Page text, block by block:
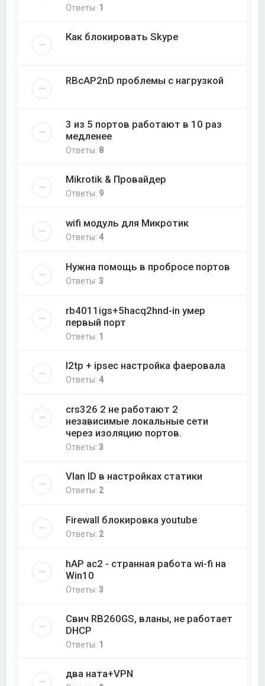
Ответы: 1
Как блокировать Skype
RBcAP2nD проблемы с нагрузкой
3 из 5 портов работают в 10 раз
медленее
Ответы: 8
Mikrotik & Провайдер
Ответы: 9
wifi модуль для Микротик
Ответы:4
Нужна помощь в пробросе портов
Ответы:3
rb4011igs+5hacq2hnd-in умер
первый порт
Ответы: 1
l2tp + ipsec настройка фаеровала
Ответы:4
crs326 2 не работают 2
независимые локальные сети
через изоляцию портов.
Ответы:3
Vlan ID в настройках статики
Ответы: 2
Firewall блокировка youtube
Ответы: 2
hAP ac2 - странная работа wi-fi на
Win10
Ответы:3
Свич RB260GS, вланы, не работает
DHCP
Ответы: 1
два ната+VPN